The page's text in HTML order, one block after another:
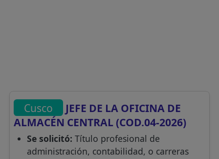
Cusco
JEFE DE LA OFICINA DE
ALMACÉN CENTRAL (COD.04-2026)
Se solicitó: Título profesional de
administración, contabilidad, o carreras